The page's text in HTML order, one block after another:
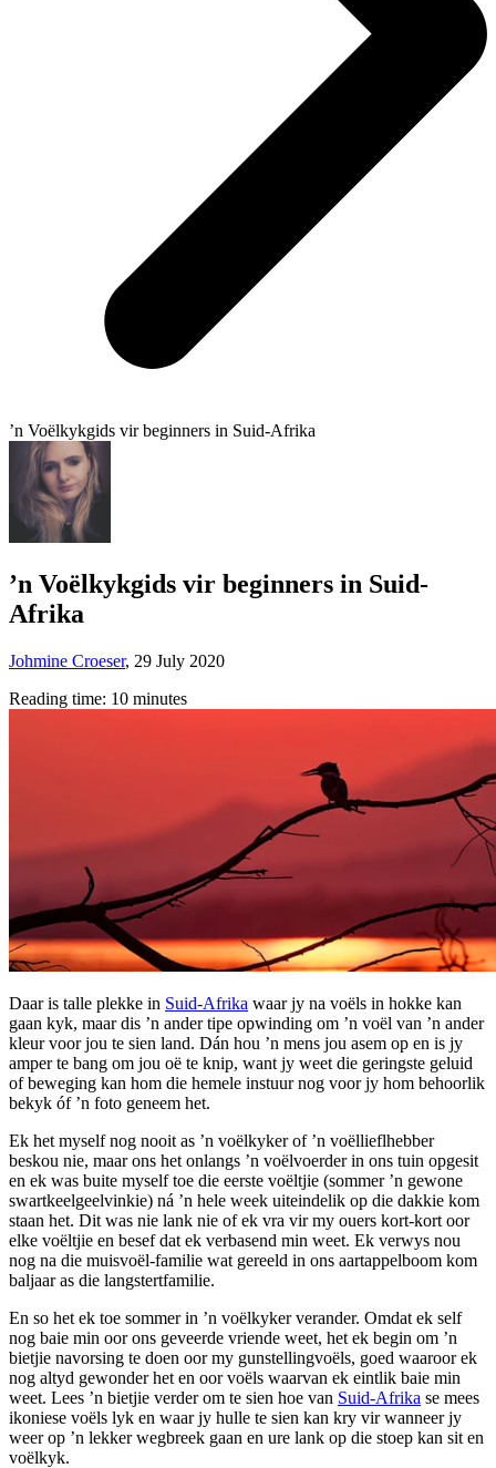
’n Voëlkykgids vir beginners in Suid-Afrika
’n Voëlkykgids vir beginners in Suid-
Afrika
Johmine Croeser, 29 July 2020
Reading time: 10 minutes
Daar is talle plekke in Suid-Afrika waar jy na voëls in hokke kan
gaan kyk, maar dis ’n ander tipe opwinding om ’n voël van ’n ander
kleur voor jou te sien land. Dán hou ’n mens jou asem op en is jy
amper te bang om jou oë te knip, want jy weet die geringste geluid
of beweging kan hom die hemele instuur nog voor jy hom behoorlik
bekyk óf ’n foto geneem het.
Ek het myself nog nooit as ’n voëlkyker of ’n voëllieflhebber
beskou nie, maar ons het onlangs ’n voëlvoerder in ons tuin opgesit
en ek was buite myself toe die eerste voëltjie (sommer ’n gewone
swartkeelgeelvinkie) ná ’n hele week uiteindelik op die dakkie kom
staan het. Dit was nie lank nie of ek vra vir my ouers kort-kort oor
elke voëltjie en besef dat ek verbasend min weet. Ek verwys nou
nog na die muisvoël-familie wat gereeld in ons aartappelboom kom
baljaar as die langstertfamilie.
En so het ek toe sommer in ’n voëlkyker verander. Omdat ek self
nog baie min oor ons geveerde vriende weet, het ek begin om ’n
bietjie navorsing te doen oor my gunstellingvoëls, goed waaroor ek
nog altyd gewonder het en oor voëls waarvan ek eintlik baie min
weet. Lees ’n bietjie verder om te sien hoe van Suid-Afrika se mees
ikoniese voëls lyk en waar jy hulle te sien kan kry vir wanneer jy
weer op ’n lekker wegbreek gaan en ure lank op die stoep kan sit en
voëlkyk.